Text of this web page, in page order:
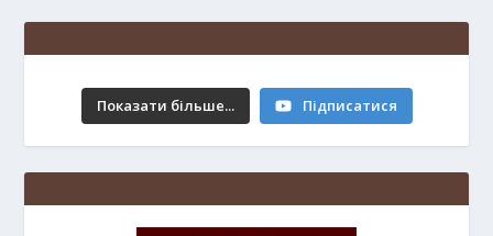
ХІХ Неділя звичайного періоду. 09.08.2026
р.
16 minutes ago
Показати більше... Підписатися